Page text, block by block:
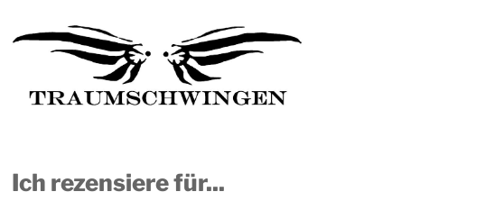
Ich rezensiere für...